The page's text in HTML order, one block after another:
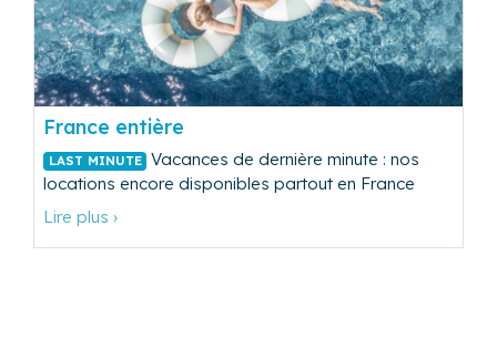
France entière
LAST MINUTE
Vacances de dernière minute : nos
locations encore disponibles partout en France
Lire plus ›